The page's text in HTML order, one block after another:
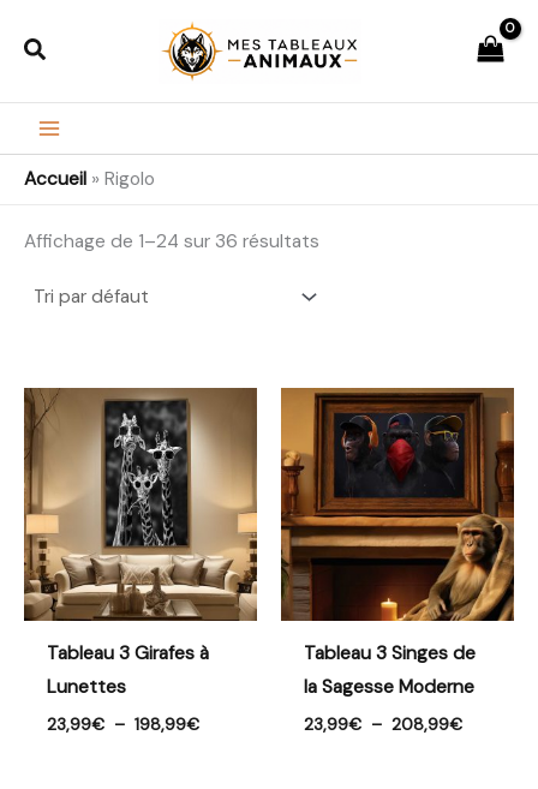
Rechercher
Accueil » Rigolo
Affichage de 1–24 sur 36 résultats
Tableau 3 Girafes à
Lunettes
23,99€ – 198,99€
de
198,99€
Tableau 3 Singes de
la Sagesse Moderne
23,99€ – 208,99€
Plage
de
prix :
23,99€
208,99€